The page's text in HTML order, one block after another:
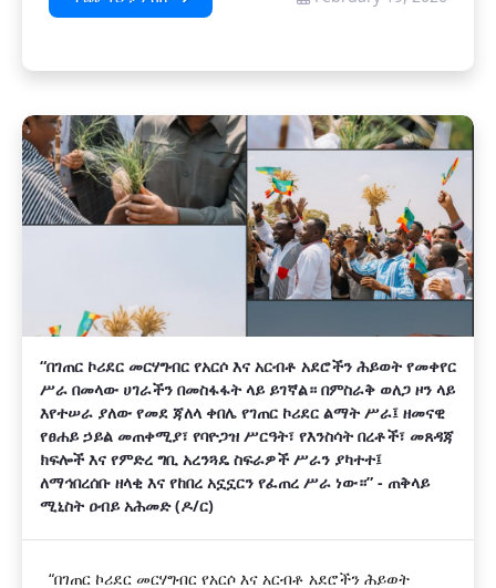
“በገጠር ኮሪደር መርሃግብር የአርሶ እና አርብቶ አደሮችን ሕይወት የመቀየር
ሥራ በመላው ሀገራችን በመስፋፋት ላይ ይገኛል። በምስራቅ ወለጋ ዞን ላይ
እየተሠራ ያለው የመደ ጃለላ ቀበሌ የገጠር ኮሪደር ልማት ሥራ፤ ዘመናዊ
የፀሐይ ኃይል መጠቀሚያ፣ የባዮጋዝ ሥርዓት፣ የእንስሳት በረቶች፣ መጸዳጃ
ክፍሎች እና የምድረ ግቢ አረንጓዴ ስፍራዎች ሥራን ያካተተ፤
ለማኅበረሰቡ ዘላቂ እና የከበረ አኗኗርን የፈጠረ ሥራ ነው።” - ጠቅላይ
ሚኒስት ዐብይ አሕመድ (ዶ/ር)
“በገጠር ኮሪደር መርሃግብር የአርሶ እና አርብቶ አደሮችን ሕይወት